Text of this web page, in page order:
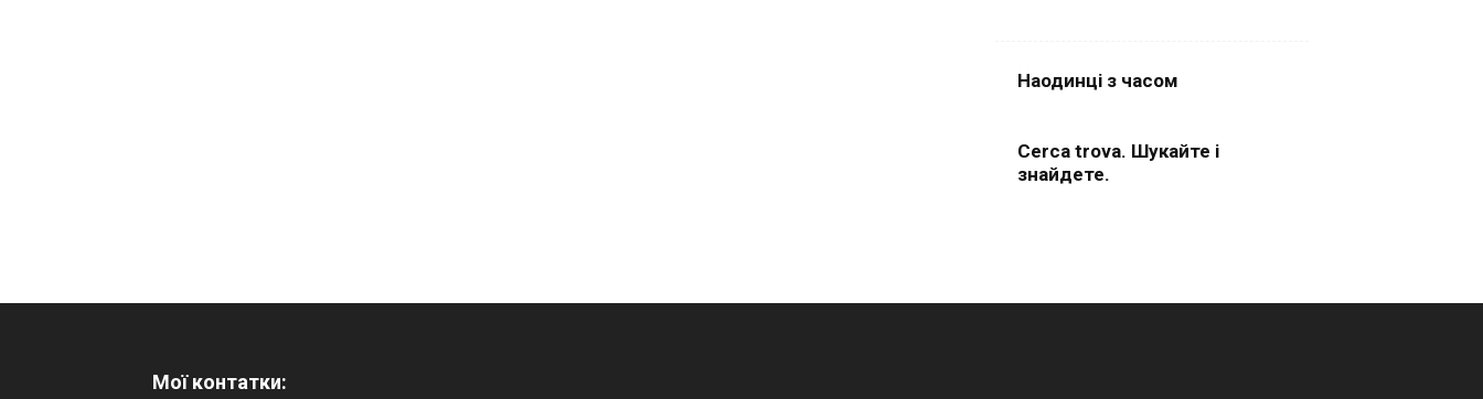
Наодинці з часом
Cerca trova. Шукайте і
знайдете.
Мої контатки: